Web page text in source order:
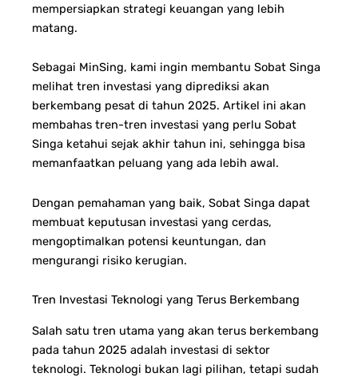
mempersiapkan strategi keuangan yang lebih
matang.
Sebagai MinSing, kami ingin membantu Sobat Singa
melihat tren investasi yang diprediksi akan
berkembang pesat di tahun 2025. Artikel ini akan
membahas tren-tren investasi yang perlu Sobat
Singa ketahui sejak akhir tahun ini, sehingga bisa
memanfaatkan peluang yang ada lebih awal.
Dengan pemahaman yang baik, Sobat Singa dapat
membuat keputusan investasi yang cerdas,
mengoptimalkan potensi keuntungan, dan
mengurangi risiko kerugian.
Tren Investasi Teknologi yang Terus Berkembang
Salah satu tren utama yang akan terus berkembang
pada tahun 2025 adalah investasi di sektor
teknologi. Teknologi bukan lagi pilihan, tetapi sudah